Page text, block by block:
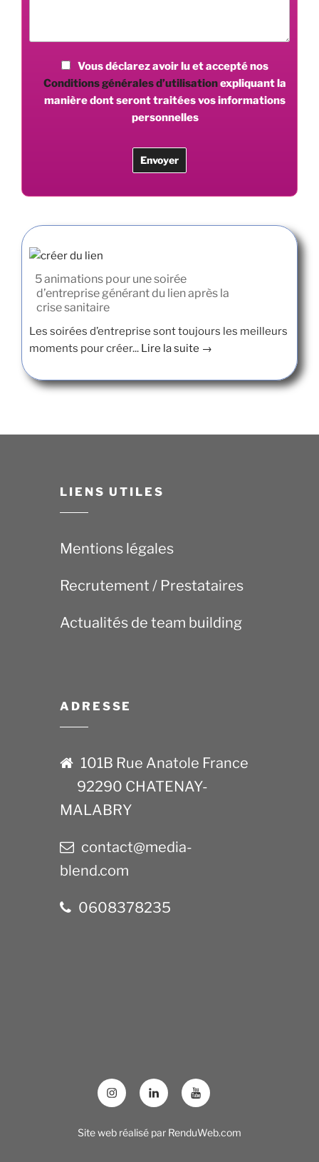
Vous déclarez avoir lu et accepté nos
Conditions générales d’utilisationexpliquant la
manière dont seront traitées vos informations
personnelles
5 animations pour une soirée
d’entreprise générant du lien après la
crise sanitaire
Les soirées d’entreprise sont toujours les meilleurs
moments pour créer... Lire la suite →
LIENS UTILES
Mentions légales
Recrutement / Prestataires
Actualités de team building
ADRESSE
101B Rue Anatole France
92290 CHATENAY-
MALABRY
contact@media-
blend.com
0608378235
Site web réalisé par RenduWeb.com